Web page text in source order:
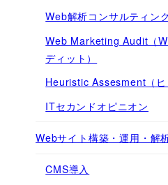
Web解析コンサルティン
Web Marketing Audit（
ディット）
Heuristic Assesment（ヒ
ITセカンドオピニオン
Webサイト構築・運用・解
CMS導入